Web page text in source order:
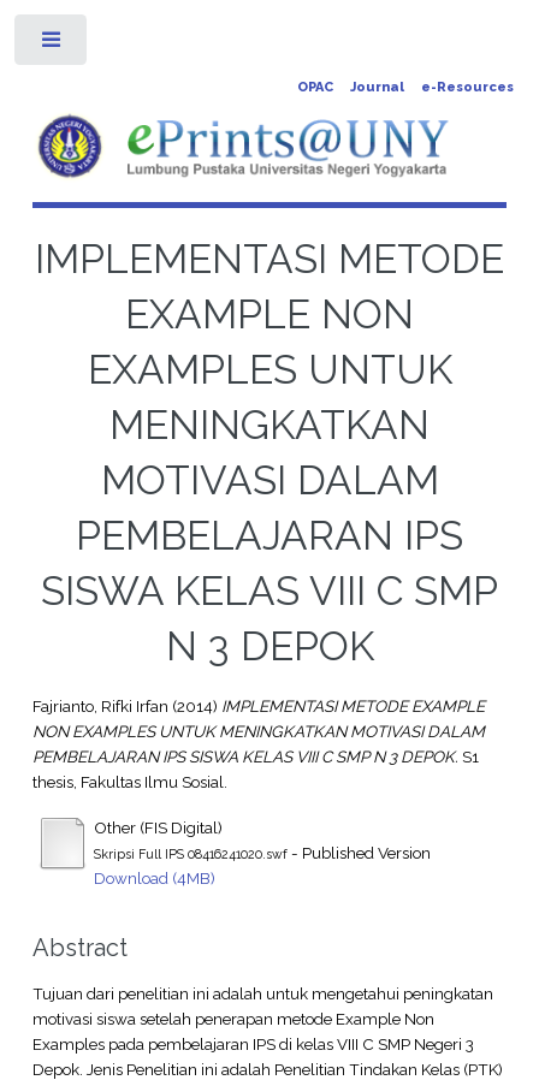
OPAC Journal e-Resources
IMPLEMENTASI METODE
EXAMPLE NON
EXAMPLES UNTUK
MENINGKATKAN
MOTIVASI DALAM
PEMBELAJARAN IPS
SISWA KELAS VIII C SMP
N 3 DEPOK
Fajrianto, Rifki Irfan (2014) IMPLEMENTASI METODE EXAMPLE
NON EXAMPLES UNTUK MENINGKATKAN MOTIVASI DALAM
PEMBELAJARAN IPS SISWA KELAS VIII C SMP N 3 DEPOK. S1
thesis, Fakultas Ilmu Sosial.
Other (FIS Digital)
Skripsi Full IPS 08416241020.swf- Published Version
Download (4MB)
Abstract
Tujuan dari penelitian ini adalah untuk mengetahui peningkatan
motivasi siswa setelah penerapan metode Example Non
Examples pada pembelajaran IPS di kelas VIII C SMP Negeri 3
Depok. Jenis Penelitian ini adalah Penelitian Tindakan Kelas (PTK)